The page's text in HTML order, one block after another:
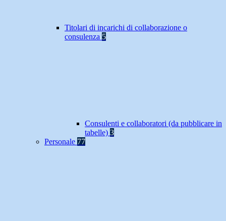
Titolari di incarichi di collaborazione o
consulenza 5
Consulenti e collaboratori (da pubblicare in
tabelle) 3
Personale 77